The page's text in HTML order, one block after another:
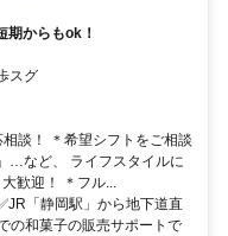
期からもok！
スグ
談！ ＊希望シフトをご相談
…など、 ライフスタイルに
歓迎！ ＊フル...
「静岡駅」から地下道直
の和菓子の販売サポートで